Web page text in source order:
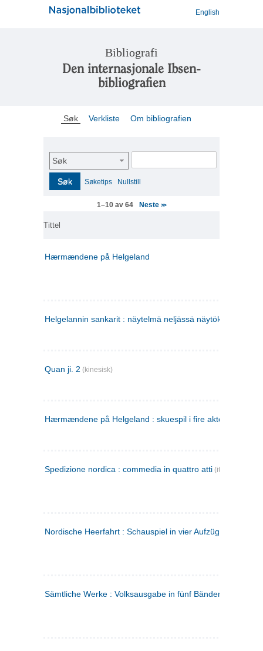
English
Bibliografi
Den internasjonale Ibsen-
bibliografien
Søk Verkliste Om bibliografien
Søk
Søk Søketips Nullstill
1–10 av 64 Neste>>
Tittel
Hærmændene på Helgeland
Helgelannin sankarit : näytelmä neljässä näytöksessä
Quan ji. 2 (kinesisk)
Hærmændene på Helgeland : skuespil i fire akter
Spedizione nordica : commedia in quattro atti (italiensk)
Nordische Heerfahrt : Schauspiel in vier Aufzügen
Sämtliche Werke : Volksausgabe in fünf Bänden